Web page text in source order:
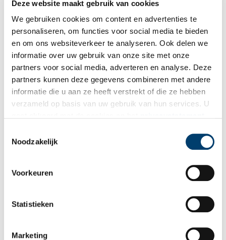
Deze website maakt gebruik van cookies
We gebruiken cookies om content en advertenties te
personaliseren, om functies voor social media te bieden
en om ons websiteverkeer te analyseren. Ook delen we
informatie over uw gebruik van onze site met onze
partners voor social media, adverteren en analyse. Deze
partners kunnen deze gegevens combineren met andere
informatie die u aan ze heeft verstrekt of die ze hebben
verzameld op basis van uw gebruik van hun services. U
Noodzakelijk
Voorkeuren
Statistieken
Marketing
Bron:Visit Gooi & Vecht
Publicatiedatum: 12/07/2025
Ontvang de nieuwsbrief
Wilt u op de hoogte blijven van de mooiste verhalen en het
Bij inschrijving gaat u akkoord met ons
Aanvullingen